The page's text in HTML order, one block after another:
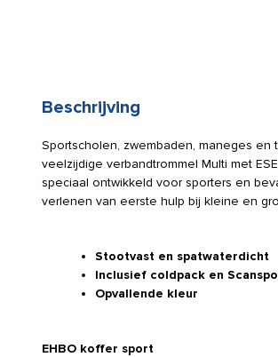
Beschrijving
Sportscholen, zwembaden, maneges
veelzijdige verbandtrommel Multi met
speciaal ontwikkeld voor sporters en
verlenen van eerste hulp bij kleine en
Stootvast en spatwaterdicht
Inclusief coldpack en
Opvallende kleur
EHBO koffer sport